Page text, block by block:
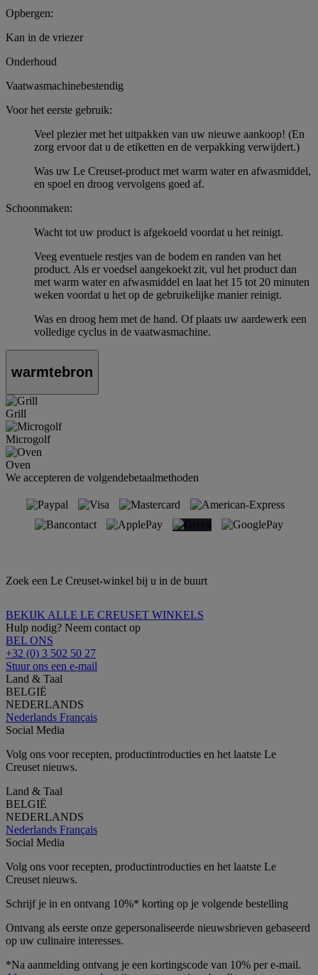
Opbergen:
Kan in de vriezer
Onderhoud
Vaatwasmachinebestendig
Voor het eerste gebruik:
Veel plezier met het uitpakken van uw nieuwe aankoop! (En
zorg ervoor dat u de etiketten en de verpakking verwijdert.)
Was uw Le Creuset-product met warm water en afwasmiddel,
en spoel en droog vervolgens goed af.
Schoonmaken:
Wacht tot uw product is afgekoeld voordat u het reinigt.
Veeg eventuele restjes van de bodem en randen van het
product. Als er voedsel aangekoekt zit, vul het product dan
met warm water en afwasmiddel en laat het 15 tot 20 minuten
weken voordat u het op de gebruikelijke manier reinigt.
Was en droog hem met de hand. Of plaats uw aardewerk een
volledige cyclus in de vaatwasmachine.
warmtebron
Grill
Microgolf
Oven
We accepteren de volgendebetaalmethoden
Zoek een Le Creuset-winkel bij u in de buurt
BEKIJK ALLE LE CREUSET WINKELS
Hulp nodig? Neem contact op
BEL ONS
+32 (0) 3 502 50 27
Stuur ons een e-mail
Land & Taal
BELGIË
NEDERLANDS
Nederlands Français
Social Media
Volg ons voor recepten, productintroducties en het laatste Le
Creuset nieuws.
Land & Taal
BELGIË
NEDERLANDS
Nederlands Français
Social Media
Volg ons voor recepten, productintroducties en het laatste Le
Creuset nieuws.
Schrijf je in en ontvang 10%* korting op je volgende bestelling
Ontvang als eerste onze gepersonaliseerde nieuwsbrieven gebaseerd
op uw culinaire interesses.
*Na aanmelding ontvang je een kortingscode van 10% per e-mail.